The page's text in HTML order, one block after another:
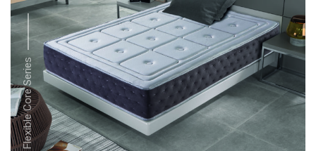
Flexible Core Series